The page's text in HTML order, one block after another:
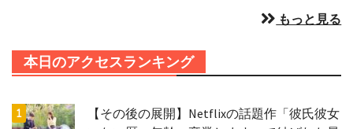
もっと見る
本日のアクセスランキング
【その後の展開】Netflixの話題作「彼氏彼女